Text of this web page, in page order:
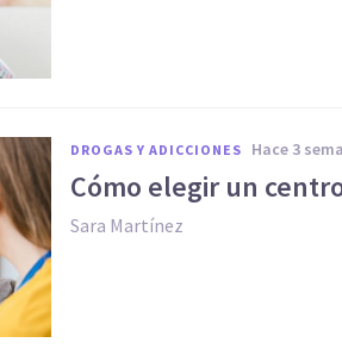
DROGAS Y ADICCIONES hace 3
Cómo elegir un
Sara Martínez